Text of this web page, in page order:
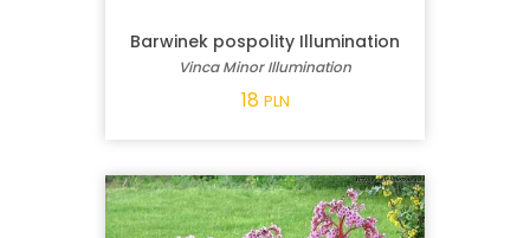
Barwinek pospolity Illumination
Vinca Minor Illumination
18 PLN